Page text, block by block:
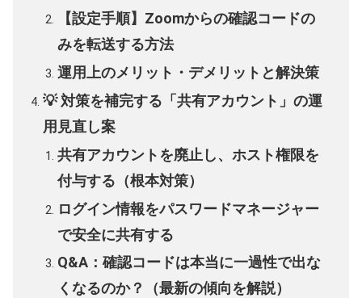
【設定手順】Zoomからの確認コードの
みを転送する方法
運用上のメリット・デメリットと解決策
💡 対策を補完する「共有アカウント」の運
用見直し案
共有アカウントを廃止し、ホスト権限を
付与する（根本対策）
ログイン情報をパスワードマネージャー
で安全に共有する
Q&A：確認コードは本当に一過性で出な
くなるのか？（最新の傾向を解説）